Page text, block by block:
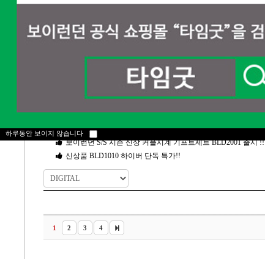
스마트워치 5세대 Q92 출시!
보이런던 S/S 시즌 신상 커플시계 기프트세트 BLD2001 출시 !!
신상품 BLD1010 하이버 단독 특가!!
하루동안 보이지 않습니다
1 2 3 4